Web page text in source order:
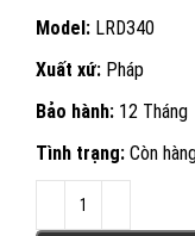
Model: LRD340
Xuất xứ: Pháp
Bảo hành: 12 Tháng
Tình trạng: Còn